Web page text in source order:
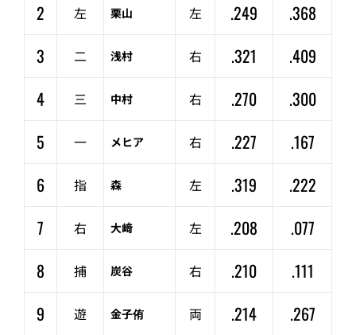
2
左 栗山 左 .249
.368
3
二 浅村 右 .321
.409
4
三 中村 右 .270
.300
5
一 メヒア 右 .227
.167
6
指 森 左 .319
.222
7
右 大﨑 左 .208
.077
8
捕 炭谷 右 .210
.111
9
遊 金子侑 両 .214 .267